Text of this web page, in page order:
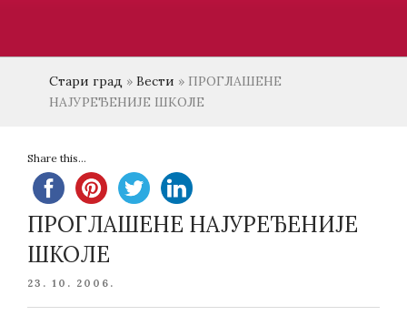
Стари град » Вести » ПРОГЛАШЕНЕ
НАЈУРЕЂЕНИЈЕ ШКОЛЕ
Share this...
ПРОГЛАШЕНЕ НАЈУРЕЂЕНИЈЕ
ШКОЛЕ
POSTED
23. 10. 2006.